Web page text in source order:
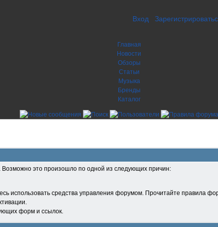
Вход
Главная
Новости
Обзоры
Статьи
Музыка
Бренды
Каталог
это произошло по одной из следующих причин:
использовать средства управления форумом. Прочитайте правила
форм и ссылок.